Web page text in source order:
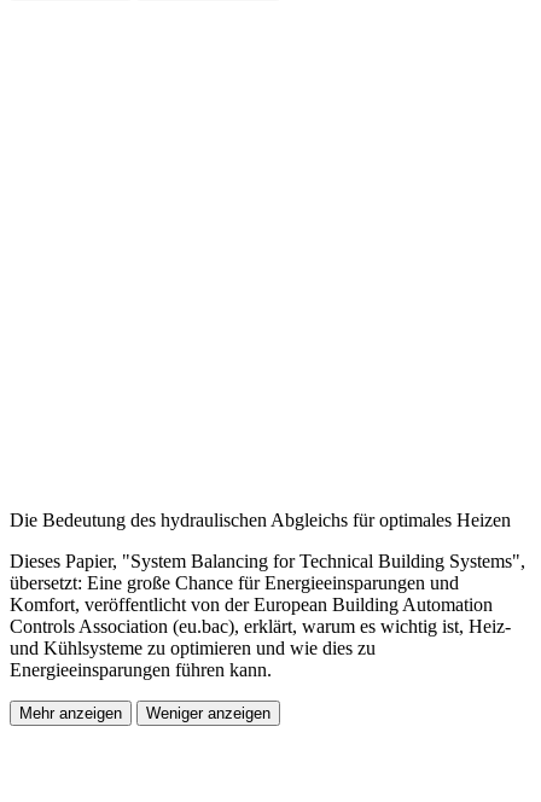
Die Bedeutung des hydraulischen Abgleichs für optimales Heizen
Dieses Papier, "System Balancing for Technical Building Systems",
übersetzt: Eine große Chance für Energieeinsparungen und
Komfort, veröffentlicht von der European Building Automation
Controls Association (eu.bac), erklärt, warum es wichtig ist, Heiz-
und Kühlsysteme zu optimieren und wie dies zu
Energieeinsparungen führen kann.
Mehr anzeigen Weniger anzeigen